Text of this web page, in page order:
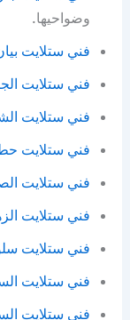
وضواحيها.
فني ستلايت
فني ستلايت
فني ستلايت
فني ستلايت
فني ستلايت
فني ستلايت
فني ستلايت
فني ستلايت
فني ستلايت